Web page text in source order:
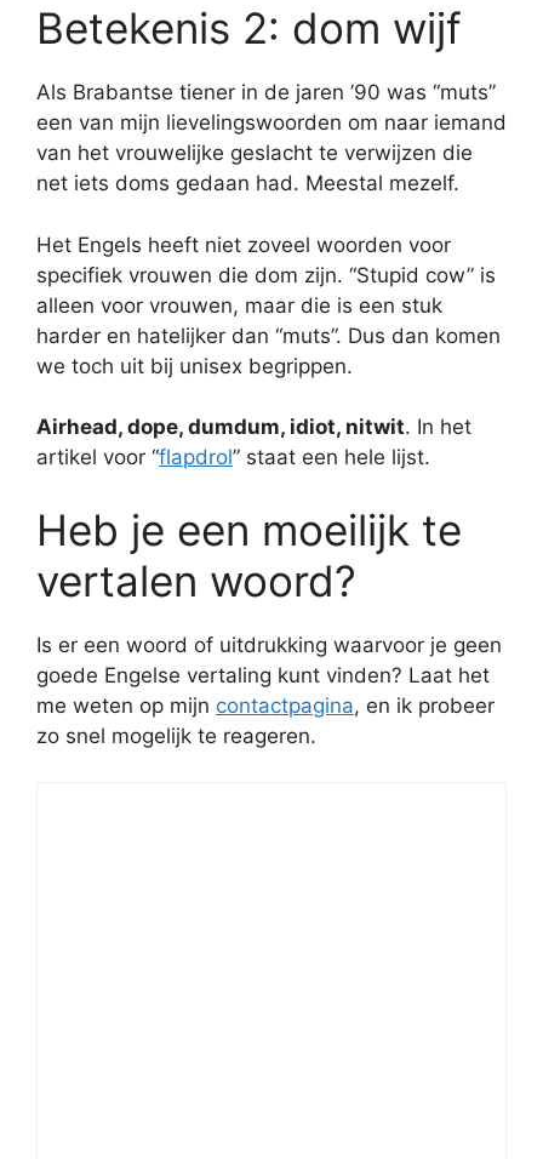
Betekenis 2: dom wijf
Als Brabantse tiener in de jaren ’90 was “muts”
een van mijn lievelingswoorden om naar iemand
van het vrouwelijke geslacht te verwijzen die
net iets doms gedaan had. Meestal mezelf.
Het Engels heeft niet zoveel woorden voor
specifiek vrouwen die dom zijn. “Stupid cow” is
alleen voor vrouwen, maar die is een stuk
harder en hatelijker dan “muts”. Dus dan komen
we toch uit bij unisex begrippen.
Airhead, dope, dumdum, idiot, nitwit. In het
artikel voor “flapdrol” staat een hele lijst.
Heb je een moeilijk te
vertalen woord?
Is er een woord of uitdrukking waarvoor je geen
goede Engelse vertaling kunt vinden? Laat het
me weten op mijn contactpagina, en ik probeer
zo snel mogelijk te reageren.